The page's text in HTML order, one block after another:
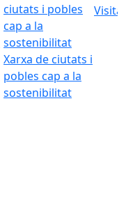
Xarxa de ciutats i
pobles cap a la
sostenibilitat
Visita